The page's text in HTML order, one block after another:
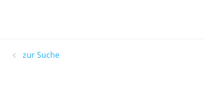
zur Suche